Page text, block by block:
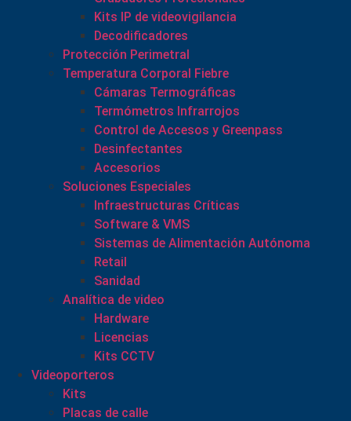
Kits IP de videovigilancia
Decodificadores
Protección Perimetral
Temperatura Corporal Fiebre
Cámaras Termográficas
Termómetros Infrarrojos
Control de Accesos y Greenpass
Desinfectantes
Accesorios
Soluciones Especiales
Infraestructuras Críticas
Software & VMS
Sistemas de Alimentación Autónoma
Retail
Sanidad
Analítica de video
Hardware
Licencias
Kits CCTV
Videoporteros
Kits
Placas de calle